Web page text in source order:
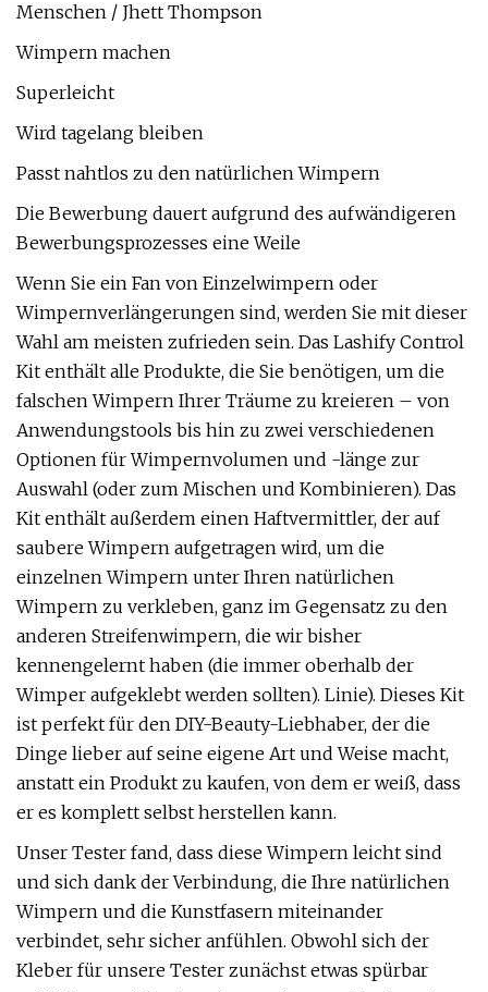
Menschen / Jhett Thompson
Wimpern machen
Superleicht
Wird tagelang bleiben
Passt nahtlos zu den natürlichen Wimpern
Die Bewerbung dauert aufgrund des aufwändigeren
Bewerbungsprozesses eine Weile
Wenn Sie ein Fan von Einzelwimpern oder
Wimpernverlängerungen sind, werden Sie mit dieser
Wahl am meisten zufrieden sein. Das Lashify Control
Kit enthält alle Produkte, die Sie benötigen, um die
falschen Wimpern Ihrer Träume zu kreieren – von
Anwendungstools bis hin zu zwei verschiedenen
Optionen für Wimpernvolumen und -länge zur
Auswahl (oder zum Mischen und Kombinieren). Das
Kit enthält außerdem einen Haftvermittler, der auf
saubere Wimpern aufgetragen wird, um die
einzelnen Wimpern unter Ihren natürlichen
Wimpern zu verkleben, ganz im Gegensatz zu den
anderen Streifenwimpern, die wir bisher
kennengelernt haben (die immer oberhalb der
Wimper aufgeklebt werden sollten). Linie). Dieses Kit
ist perfekt für den DIY-Beauty-Liebhaber, der die
Dinge lieber auf seine eigene Art und Weise macht,
anstatt ein Produkt zu kaufen, von dem er weiß, dass
er es komplett selbst herstellen kann.
Unser Tester fand, dass diese Wimpern leicht sind
und sich dank der Verbindung, die Ihre natürlichen
Wimpern und die Kunstfasern miteinander
verbindet, sehr sicher anfühlen. Obwohl sich der
Kleber für unsere Tester zunächst etwas spürbar